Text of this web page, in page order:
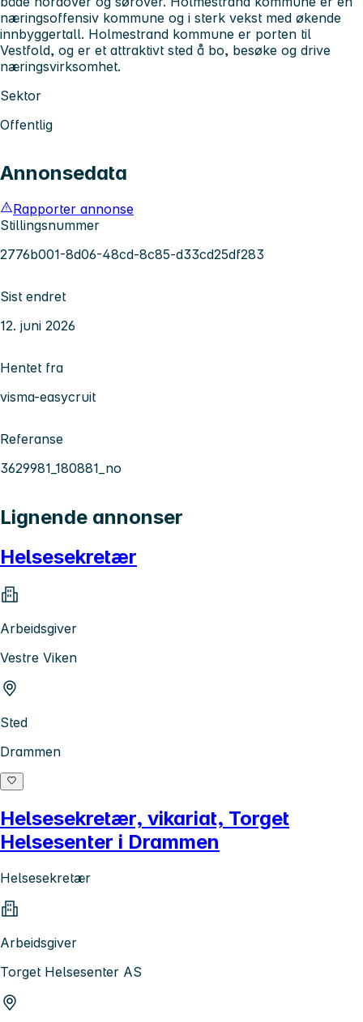
næringsoffensiv kommune og i sterk vekst med økende
innbyggertall. Holmestrand kommune er porten til
Vestfold, og er et attraktivt sted å bo, besøke og drive
næringsvirksomhet.
Sektor
Offentlig
Annonsedata
Rapporter annonse
Stillingsnummer
2776b001-8d06-48cd-8c85-d33cd25df283
Sist endret
12. juni 2026
Hentet fra
visma-easycruit
Referanse
3629981_180881_no
Lignende annonser
Helsesekretær
Arbeidsgiver
Vestre Viken
Sted
Drammen
Helsesekretær, vikariat, Torget
Helsesenter i Drammen
Helsesekretær
Arbeidsgiver
Torget Helsesenter AS